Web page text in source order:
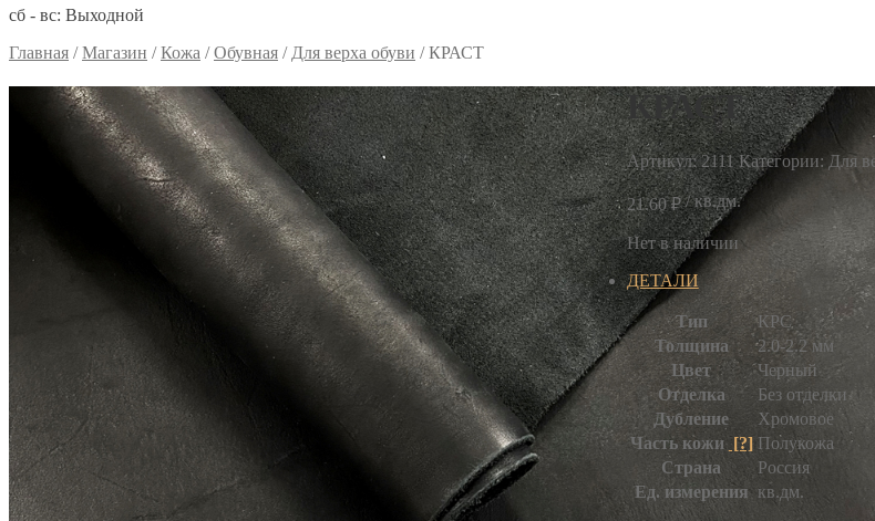
сб - вс: Выходной
Главная /Магазин /Кожа /Обувная / Для верха обуви /КРАСТ
КРАСТ
Артикул:2111 Категории: Для
21.60₽/ кв.дм.
Нет в наличии
ДЕТАЛИ
Тип
КРС
Толщина
2.0-2.2 мм
Цвет
Черный
Отделка
Без отделки
Дубление
Хромовое
Часть кожи[?] Полукожа
Страна
Россия
Ед. измерения кв.дм.